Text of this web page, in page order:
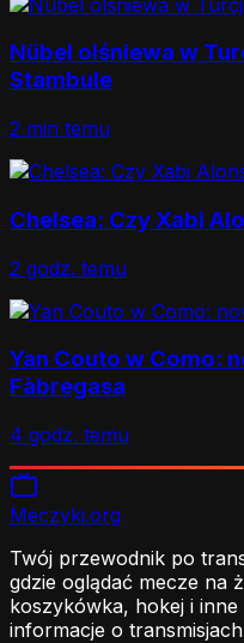
Nübel olśniewa w
Stambule
2 min temu
Chelsea: Czy Xabi
2 godz. temu
Yan Couto w Como:
Fàbregasa
4 godz. temu
Meczyki.org
Twój przewodnik po
gdzie oglądać mecze na
koszykówka, hokej i
informacje o